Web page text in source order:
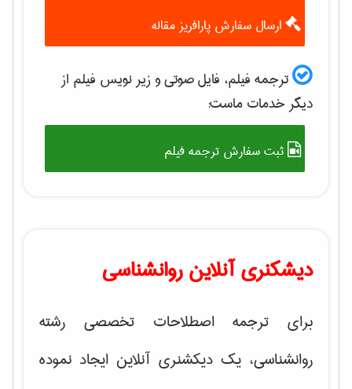
ارسال سفارش پارافریز مقاله
ترجمه فیلم، فایل صوتی و زیر نویس فیلم از
دیگر خدمات ماست:
ثبت سفارش ترجمه فیلم
دیشکنری آنلاین روانشناسی
برای ترجمه اصطلاحات تخصصی رشته
روانشناسی، یک دیکشنری آنلاین ایجاد نموده